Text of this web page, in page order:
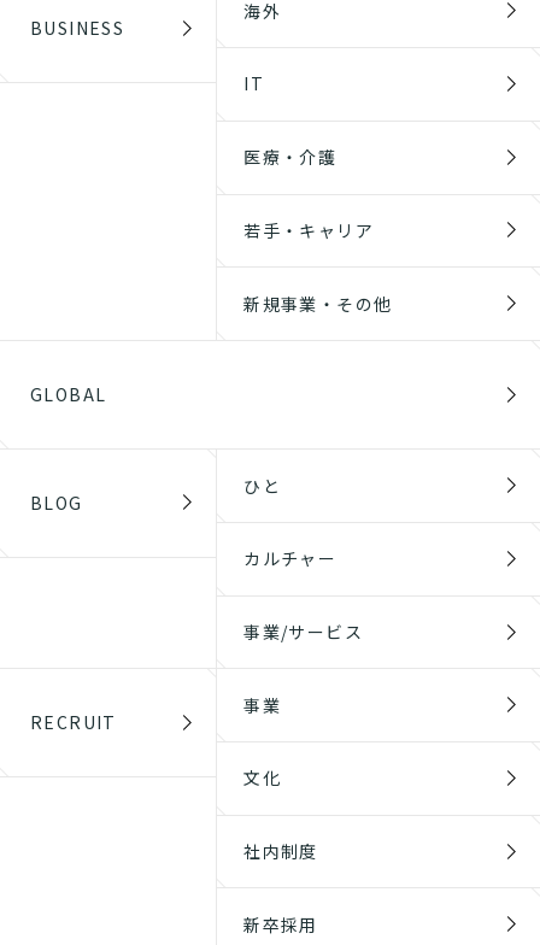
BUSINESS
海外
IT
医療・介護
若手・キャリア
新規事業・その他
GLOBAL
BLOG
ひと
カルチャー
事業/サービス
RECRUIT
事業
文化
社内制度
新卒採用